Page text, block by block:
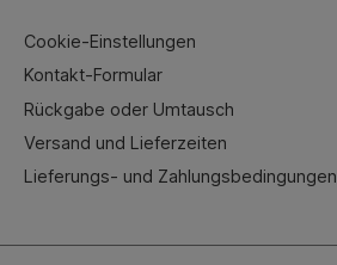
Cookie-Einstellungen
Kontakt-Formular
Rückgabe oder Umtausch
Versand und Lieferzeiten
Lieferungs- und Zahlungsbedingungen